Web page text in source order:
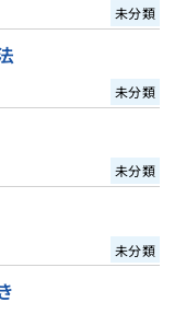
未分類
未分類
未分類
未分類